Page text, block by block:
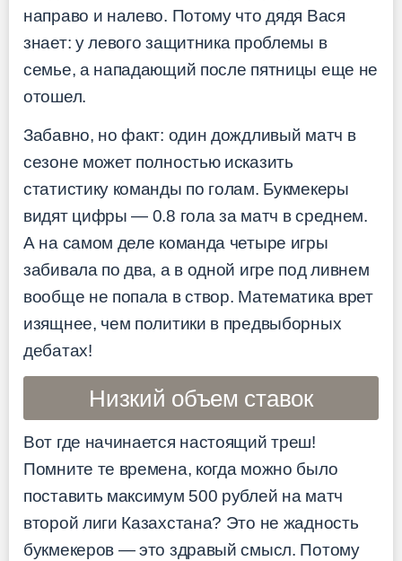
направо и налево. Потому что дядя Вася
знает: у левого защитника проблемы в
семье, а нападающий после пятницы еще не
отошел.
Забавно, но факт: один дождливый матч в
сезоне может полностью исказить
статистику команды по голам. Букмекеры
видят цифры — 0.8 гола за матч в среднем.
А на самом деле команда четыре игры
забивала по два, а в одной игре под ливнем
вообще не попала в створ. Математика врет
изящнее, чем политики в предвыборных
дебатах!
Низкий объем ставок
Вот где начинается настоящий треш!
Помните те времена, когда можно было
поставить максимум 500 рублей на матч
второй лиги Казахстана? Это не жадность
букмекеров — это здравый смысл. Потому